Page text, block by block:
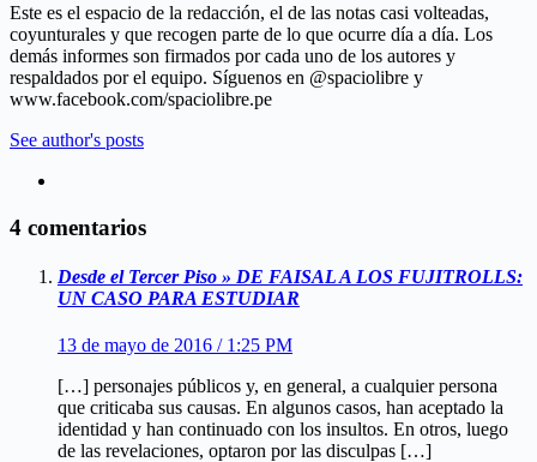
Este es el espacio de la redacción, el de las notas casi volteadas,
coyunturales y que recogen parte de lo que ocurre día a día. Los
demás informes son firmados por cada uno de los autores y
respaldados por el equipo. Síguenos en @spaciolibre y
www.facebook.com/spaciolibre.pe
See author's posts
4 comentarios
Desde el Tercer Piso » DE FAISAL A LOS FUJITROLLS:
UN CASO PARA ESTUDIAR
13 de mayo de 2016 / 1:25 PM
[…] personajes públicos y, en general, a cualquier persona
que criticaba sus causas. En algunos casos, han aceptado la
identidad y han continuado con los insultos. En otros, luego
de las revelaciones, optaron por las disculpas […]